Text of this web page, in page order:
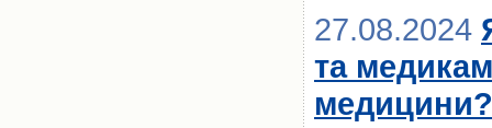
27.08.2024
та
медицини?